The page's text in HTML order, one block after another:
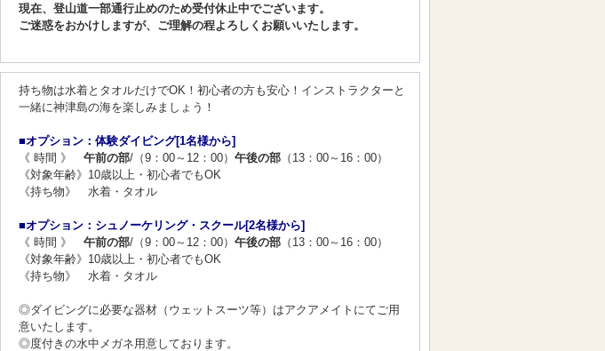
現在、登山道一部通行止めのため受付休止中でございます。
ご迷惑をおかけしますが、ご理解の程よろしくお願いいたします。
持ち物は水着とタオルだけでOK！初心者の方も安心！インストラクターと
一緒に神津島の海を楽しみましょう！
■オプション：体験ダイビング[1名様から]
《 時間 》 午前の部/（9：00～12：00） 午後の部 （13：00～16：00）
《対象年齢》10歳以上・初心者でもOK
《持ち物》 水着・タオル
■オプション：シュノーケリング・スクール[2名様から]
《 時間 》 午前の部/（9：00～12：00） 午後の部 （13：00～16：00）
《対象年齢》10歳以上・初心者でもOK
《持ち物》 水着・タオル
◎ダイビングに必要な器材（ウェットスーツ等）はアクアメイトにてご用
意いたします。
◎度付きの水中メガネ用意しております。